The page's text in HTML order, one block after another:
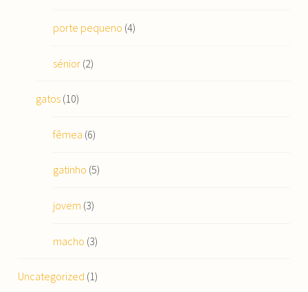
porte pequeno (4)
sénior (2)
gatos(10)
fêmea (6)
gatinho (5)
jovem (3)
macho (3)
Uncategorized (1)